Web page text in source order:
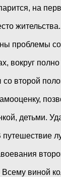
на
проблемы
вокруг
второй
детьми.
Всему виной